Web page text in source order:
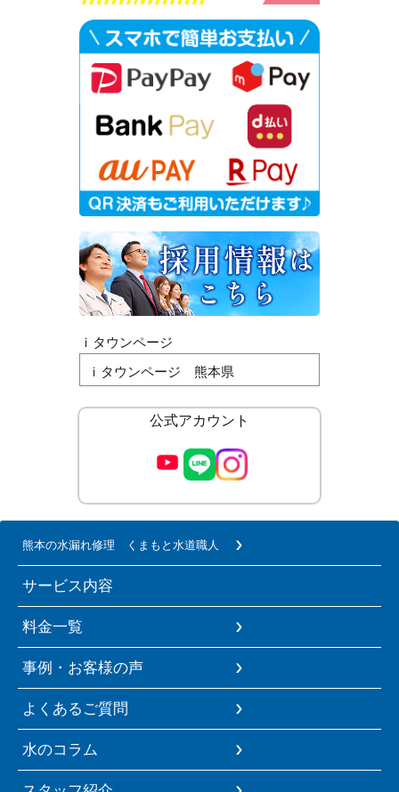
ｉタウンページ
ｉタウンページ 熊本県
公式アカウント
熊本の水漏れ修理 くまもと水道職人
サービス内容
料金一覧
事例・お客様の声
よくあるご質問
水のコラム